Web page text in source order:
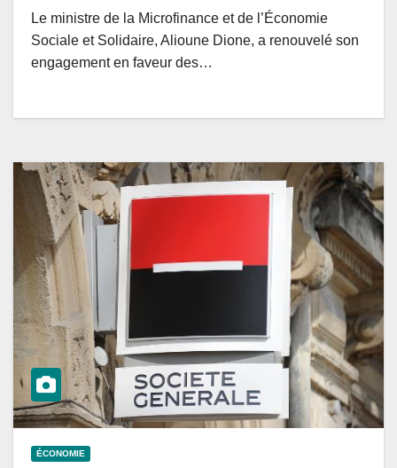
Le ministre de la Microfinance et de l’Économie
Sociale et Solidaire, Alioune Dione, a renouvelé son
engagement en faveur des…
ÉCONOMIE